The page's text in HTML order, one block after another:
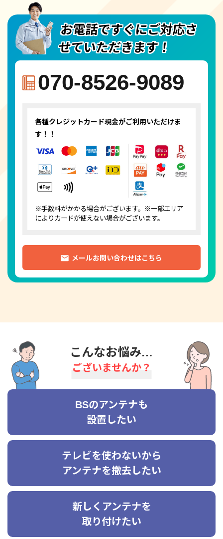
お電話ですぐにご対応さ
せていただきます！
070-8526-9089
メールお問い合わせはこちら
各種クレジットカード現金がご利用いただけま
す！！
※手数料がかかる場合がございます。※一部エリア
によりカードが使えない場合がございます。
こんなお悩み…
ございませんか？
新しくアンテナを
取り付けたい
BSのアンテナも
設置したい
テレビを使わないから
アンテナを撤去したい